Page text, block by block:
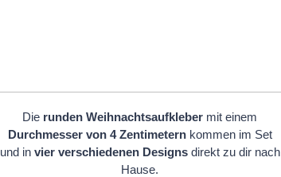
Die runden Weihnachtsaufkleber mit einem
Durchmesser von 4 Zentimeternkommen im Set
und in vier verschiedenen Designsdirekt zu dir nach
Hause.